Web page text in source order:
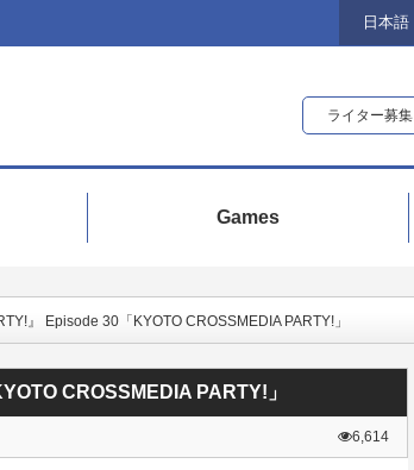
日本語
ライター募集
Games
』 Episode 30「KYOTO CROSSMEDIA PARTY!」
CROSSMEDIA PARTY!」
6,614